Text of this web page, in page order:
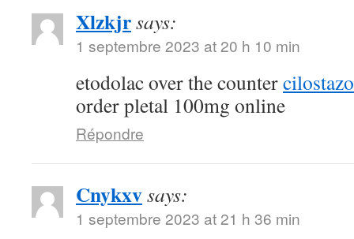
Xlzkjrsays:
1 septembre 2023 at 20 h 10 min
etodolac over the counter
order pletal 100mg online
Répondre
Cnykxvsays:
1 septembre 2023 at 21 h 36 min